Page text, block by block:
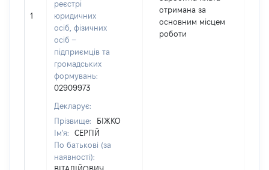
1
реєстрі
юридичних
осіб, фізичних
осіб –
підприємців та
громадських
формувань:
02909973
Декларує:
Прізвище:
БІЖКО
Ім'я:
СЕРГІЙ
По батькові (за
наявності):
отримана за
основним місцем
роботи